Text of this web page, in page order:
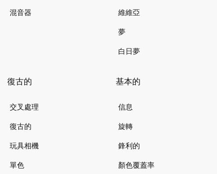
混音器 維維亞
夢
白日夢
復古的
交叉處理
復古的
玩具相機
單色
基本的
信息
旋轉
鋒利的
顏色覆蓋率